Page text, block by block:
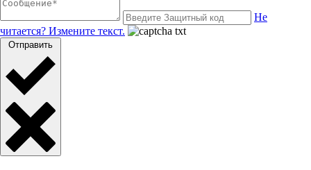
Не
читается? Измените текст.
Отправить